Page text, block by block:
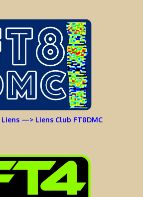
—> Liens Club FT8DMC